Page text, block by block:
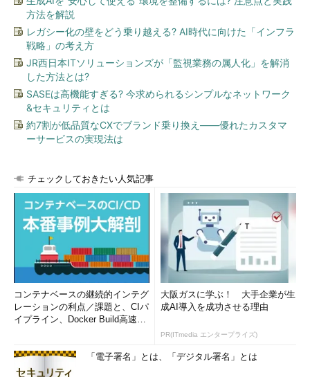
方法を解説
レガシー化の壁をどう乗り越える? AI時代に向けた「インフラ
戦略」の考え方
JR西日本ITソリューションズが「監視業務の属人化」を解消
した方法とは?
SASEは高機能すぎる? 今求められるシンプルなネットワーク
&セキュリティとは
約7割が低品質なCXでブランド乗り換え――優れたカスタマ
ーサービスの実現法は
チェックしておきたい人気記事
コンテナベースの継続的インテグ
レーションの利点／課題と、CIパ
イプライン、Docker Build高速化
大阪ガスに学ぶ！ 大手企業が生
成AI導入を成功させる理由
PR(ITmedia エンタープライズ)
「電子署名」とは、「デジタル署名」とは